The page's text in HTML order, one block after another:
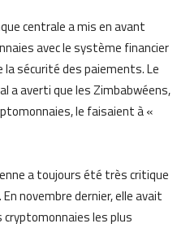
centrale a mis en avant
avec le système financier
sécurité des paiements. Le
a averti que les Zimbabwéens,
le faisaient à «
a toujours été très critique
novembre dernier, elle avait
cryptomonnaies les plus